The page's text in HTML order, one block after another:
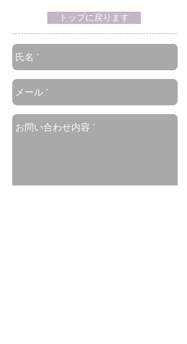
明で乗車可能に
トップに戻ります